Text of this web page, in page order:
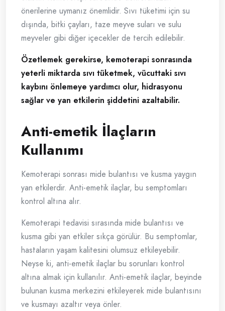
önerilerine uymanız önemlidir. Sıvı tüketimi için su
dışında, bitki çayları, taze meyve suları ve sulu
meyveler gibi diğer içecekler de tercih edilebilir.
Özetlemek gerekirse, kemoterapi sonrasında
yeterli miktarda sıvı tüketmek, vücuttaki sıvı
kaybını önlemeye yardımcı olur, hidrasyonu
sağlar ve yan etkilerin şiddetini azaltabilir.
Anti-emetik İlaçların
Kullanımı
Kemoterapi sonrası mide bulantısı ve kusma yaygın
yan etkilerdir. Anti-emetik ilaçlar, bu semptomları
kontrol altına alır.
Kemoterapi tedavisi sırasında mide bulantısı ve
kusma gibi yan etkiler sıkça görülür. Bu semptomlar,
hastaların yaşam kalitesini olumsuz etkileyebilir.
Neyse ki, anti-emetik ilaçlar bu sorunları kontrol
altına almak için kullanılır. Anti-emetik ilaçlar, beyinde
bulunan kusma merkezini etkileyerek mide bulantısını
ve kusmayı azaltır veya önler.